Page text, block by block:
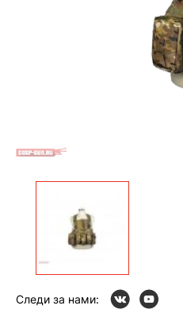
Следи за нами: